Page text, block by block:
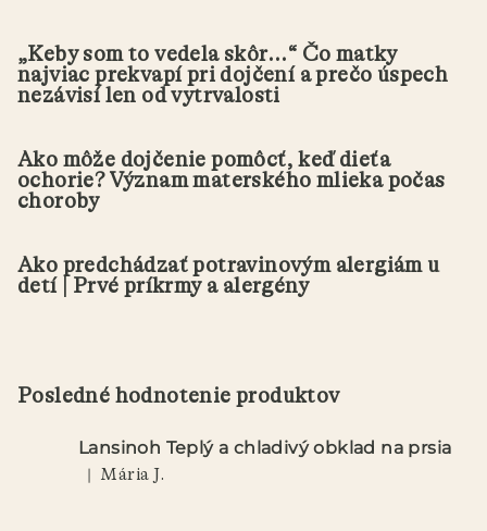
„Keby som to vedela skôr...“ Čo matky
najviac prekvapí pri dojčení a prečo úspech
nezávisí len od vytrvalosti
Ako môže dojčenie pomôcť, keď dieťa
ochorie? Význam materského mlieka počas
choroby
Ako predchádzať potravinovým alergiám u
detí | Prvé príkrmy a alergény
Posledné hodnotenie produktov
Lansinoh Teplý a chladivý obklad na prsia
Hodnotenie produktu je 5 z 5 hviezdičiek.
| Mária J.